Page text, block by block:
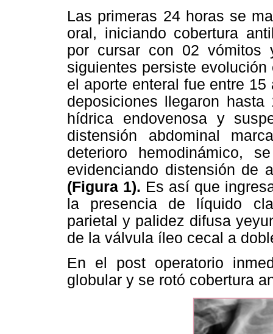
Las primeras 24 horas se
oral, iniciando cobertura
por cursar con 02
siguientes persiste
el aporte enteral fue entre
deposiciones llegaron
hídrica endovenosa y
distensión abdominal
deterioro hemodinámico,
evidenciando distensión de
(Figura 1). Es así que
la presencia de líquido
parietal y palidez difusa
de la válvula íleo cecal a
En el post operatorio
globular y se rotó cobertura